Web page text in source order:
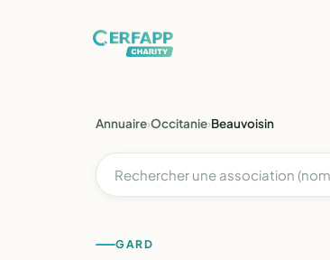
Annuaire›Occitanie›Beauvoisin
GARD